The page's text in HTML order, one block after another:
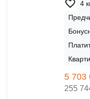
4
5 703
255